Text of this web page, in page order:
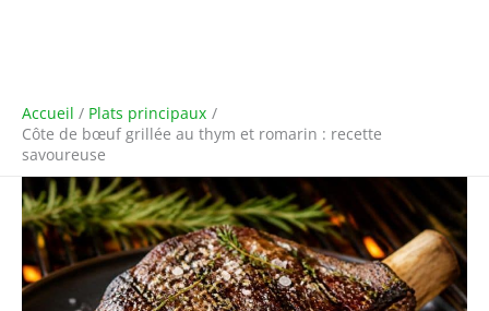
Accueil
Plats principaux
Côte de bœuf grillée au thym et romarin : recette
savoureuse